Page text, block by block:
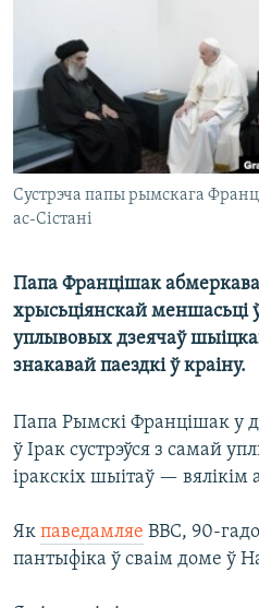
КАЛЯНДАР
НА ХВАЛЯХ СВАБОДЫ
Сустрэча папы рымскага
ас-Сістані
Папа Францішак
хрысьціянскай меншасьці
уплывовых дзеячаў
знакавай паездкі ў краіну.
Папа Рымскі Францішак у
ў Ірак сустрэўся з самай
іракскіх шыітаў — вялікім
Як паведамляе ВВС, 90-
пантыфіка ў сваім доме ў